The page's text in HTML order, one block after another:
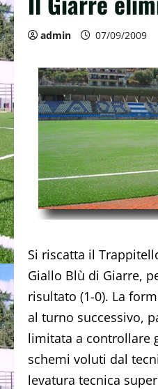
admin 07/09/2009
Si riscatta il
Giallo Blù di Giarre,
risultato (1-0). La
al turno successivo,
limitata a controllare
schemi voluti dal
levatura tecnica